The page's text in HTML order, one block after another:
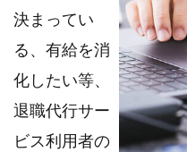
決まってい
る、有給を消
化したい等、
退職代行サー
ビス利用者の